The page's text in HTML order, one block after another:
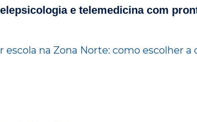
e telemedicina com
escola na Zona Norte: como escolher